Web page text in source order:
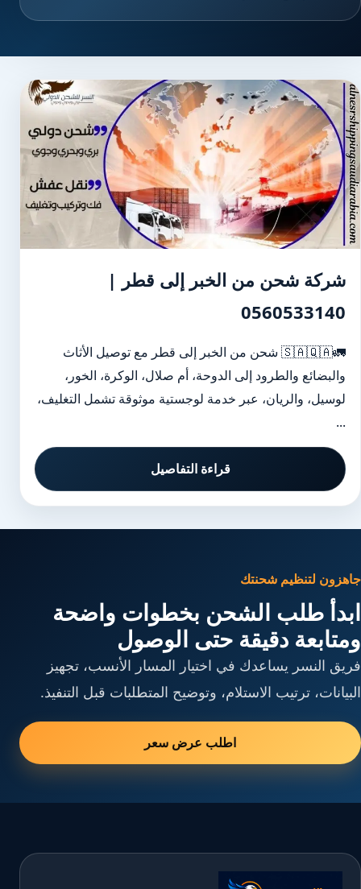
شركة شحن من الخبر إلى قطر |
0560533140
🚛🇸🇦🇶🇦 شحن من الخبر إلى قطر مع توصيل الأثاث
والبضائع والطرود إلى الدوحة، أم صلال، الوكرة، الخور،
لوسيل، والريان، عبر خدمة لوجستية موثوقة تشمل التغليف،
...
قراءة التفاصيل
جاهزون لتنظيم شحنتك
ابدأ طلب الشحن بخطوات واضحة
ومتابعة دقيقة حتى الوصول
فريق النسر يساعدك في اختيار المسار الأنسب، تجهيز
البيانات، ترتيب الاستلام، وتوضيح المتطلبات قبل التنفيذ.
اطلب عرض سعر